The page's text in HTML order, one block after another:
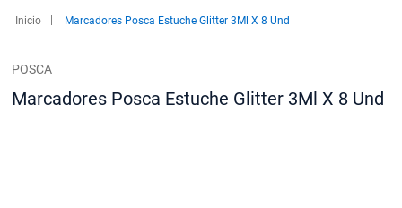
Inicio Marcadores Posca Estuche Glitter 3Ml X 8 Und
POSCA
Marcadores Posca Estuche Glitter 3Ml X 8 Und